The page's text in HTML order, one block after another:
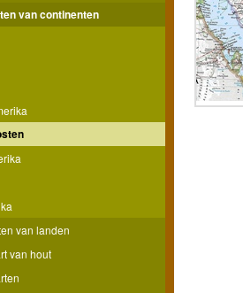
van continenten
van landen
van hout